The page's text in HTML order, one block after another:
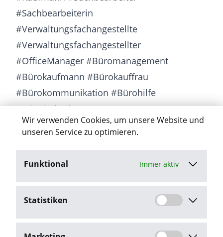
Wir verwenden Cookies, um unsere Website und
unseren Service zu optimieren.
Funktional Immer aktiv
Statistiken
#Sachbearbeiterin
#Verwaltungsfachangestellte
#Verwaltungsfachangestellter
#OfficeManager #Büromanagement
#Bürokaufmann #Bürokauffrau
#Bürokommunikation #Bürohilfe
#MitarbeiterinBüro #Bürowesen
#MitarbeiterBüro #Büroarbeit